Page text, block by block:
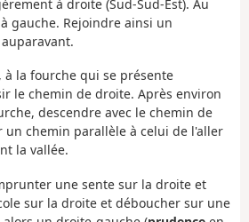
à droite (Sud-Sud-Est). Au
gauche. Rejoindre ainsi un
à la fourche qui se présente
le chemin de droite. Après environ
descendre avec le chemin de
un chemin parallèle à celui de l'aller
la vallée.
une sente sur la droite et
sur la droite et déboucher sur une